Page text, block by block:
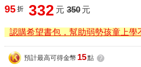
95 折 332 元 350 元
認購希望書包，幫助弱勢孩童上學
預計最高可得金幣 15點 ?